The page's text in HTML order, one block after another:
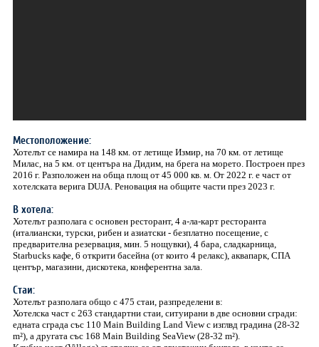
Местоположение:
Хотелът се намира на 148 км. от летище Измир, на 70 км. от летище
Милас, на 5 км. от центъра на Дидим, на брега на морето. Построен през
2016 г. Разположен на обща площ от 45 000 кв. м. От 2022 г. е част от
хотелската верига DUJA. Реновация на общите части през 2023 г.
В хотела:
Хотелът разполага с основен ресторант, 4 а-ла-карт ресторанта
(италиански, турски, рибен и азиатски - безплатно посещение, с
предварителна резервация, мин. 5 нощувки), 4 бара, сладкарница,
Starbucks кафе, 6 открити басейна (от които 4 релакс), аквапарк, СПА
център, магазини, дискотека, конферентна зала.
Стаи:
Хотелът разполага общо с 475 стаи, разпределени в:
Хотелска част с 263 стандартни стаи, ситуирани в две основни сгради:
едната сграда със 110 Main Building Land View с изглвд градина (28-32
m²), а другата със 168 Main Building SeaView (28-32 m²).